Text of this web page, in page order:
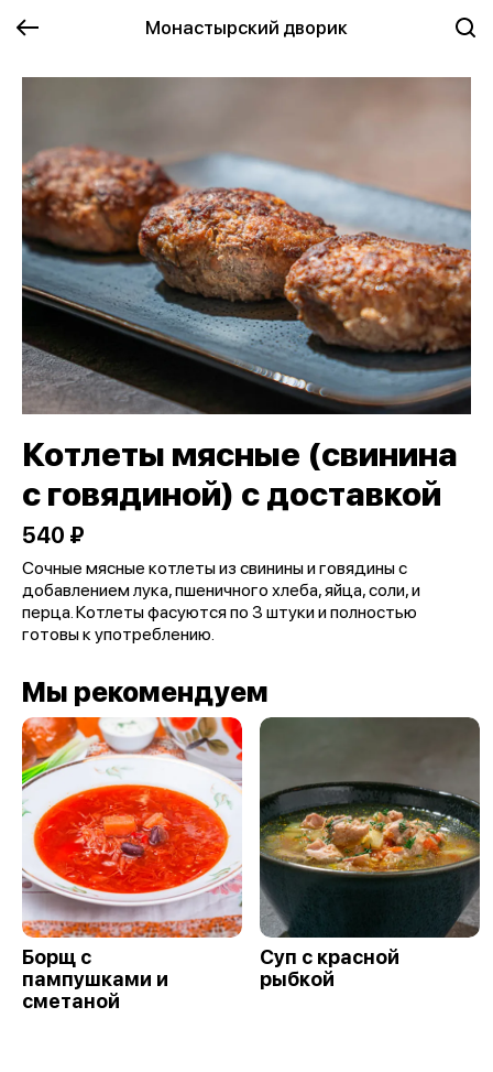
Монастырский дворик
Котлеты мясные (свинина
с говядиной) с доставкой
540 ₽
Сочные мясные котлеты из свинины и говядины с
добавлением лука, пшеничного хлеба, яйца, соли, и
перца. Котлеты фасуются по 3 штуки и полностью
готовы к употреблению.
Мы рекомендуем
Борщ с
пампушками и
сметаной
Суп с красной
рыбкой